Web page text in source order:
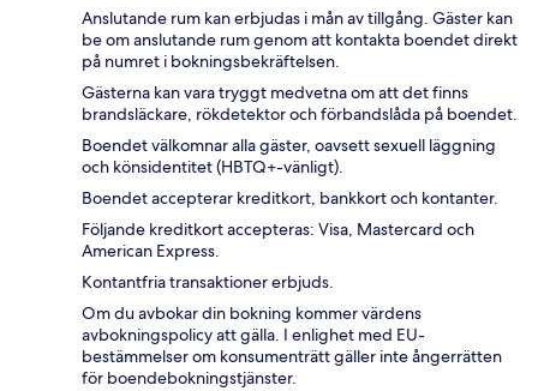
Anslutande rum kan erbjudas i mån av tillgång. Gäster kan
be om anslutande rum genom att kontakta boendet direkt
på numret i bokningsbekräftelsen.
Gästerna kan vara tryggt medvetna om att det finns
brandsläckare, rökdetektor och förbandslåda på boendet.
Boendet välkomnar alla gäster, oavsett sexuell läggning
och könsidentitet (HBTQ+-vänligt).
Boendet accepterar kreditkort, bankkort och kontanter.
Följande kreditkort accepteras: Visa, Mastercard och
American Express.
Kontantfria transaktioner erbjuds.
Om du avbokar din bokning kommer värdens
avbokningspolicy att gälla. I enlighet med EU-
bestämmelser om konsumenträtt gäller inte ångerrätten
för boendebokningstjänster.